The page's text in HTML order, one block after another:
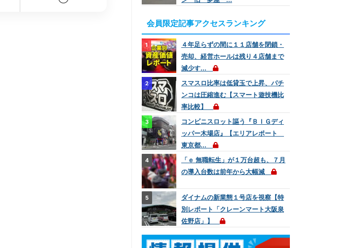
会員限定記事アクセスランキング
４年足らずの間に１１店舗を閉鎖・
売却、経営ホールは残り４店舗まで
減少す...
スマスロ比率は低貸玉で上昇、パチ
ンコは圧縮進む【スマート遊技機比
率比較】
コンビニスロット謳う『ＢＩＧディ
ッパー木場店』【エリアレポート
東京都...
「ｅ 無職転生」が１万台超も、７月
の導入台数は前年から大幅減
ダイナムの新業態１号店を視察【特
別レポート「クレーンマート大阪泉
佐野店」】